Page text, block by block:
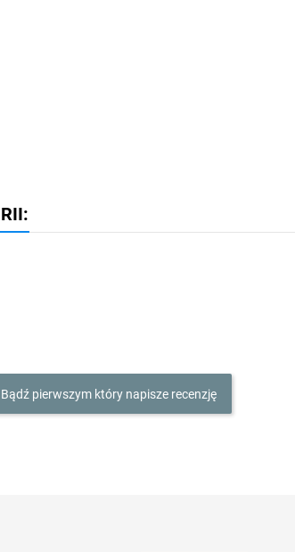
Bądź pierwszym który napisze recenzję